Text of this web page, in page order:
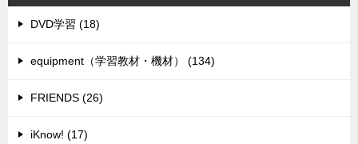
DVD学習 (18)
equipment（学習教材・機材） (134)
FRIENDS (26)
iKnow! (17)